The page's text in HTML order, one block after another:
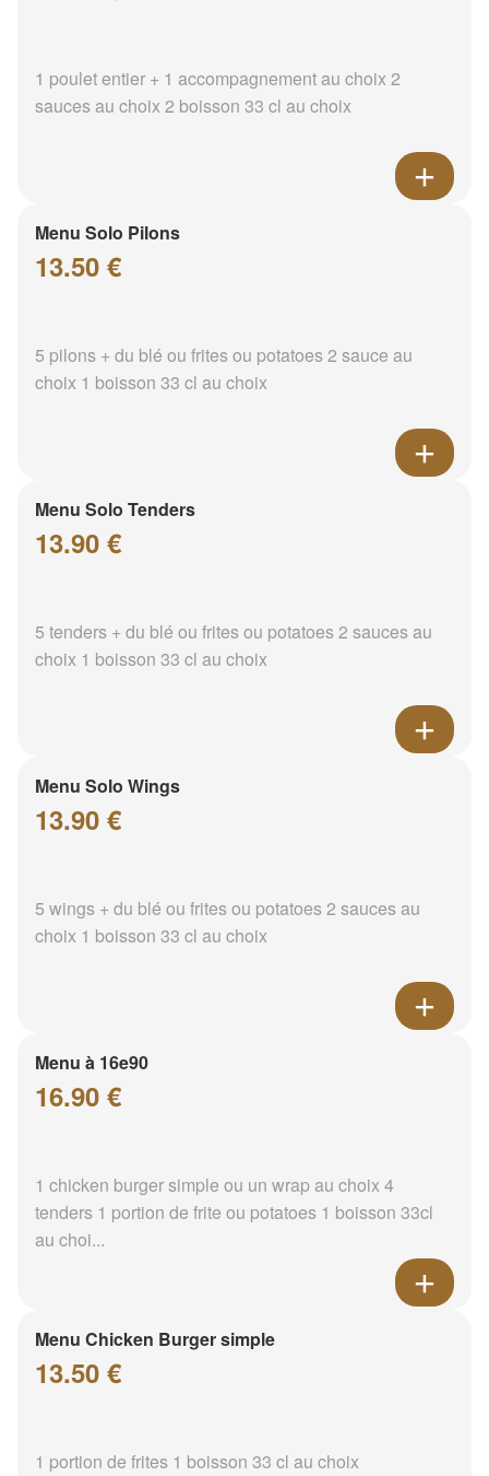
1 poulet entier + 1 accompagnement au choix 2
sauces au choix 2 boisson 33 cl au choix
Menu Solo Pilons
13.50 €
5 pilons + du blé ou frites ou potatoes 2 sauce au
choix 1 boisson 33 cl au choix
Menu Solo Tenders
13.90 €
5 tenders + du blé ou frites ou potatoes 2 sauces au
choix 1 boisson 33 cl au choix
Menu Solo Wings
13.90 €
5 wings + du blé ou frites ou potatoes 2 sauces au
choix 1 boisson 33 cl au choix
Menu à 16e90
16.90 €
1 chicken burger simple ou un wrap au choix 4
tenders 1 portion de frite ou potatoes 1 boisson 33cl
au choi...
Menu Chicken Burger simple
13.50 €
1 portion de frites 1 boisson 33 cl au choix